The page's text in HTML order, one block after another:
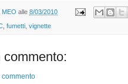
MEO alle 8/03/2010
fumetti vignette
commento:
commento